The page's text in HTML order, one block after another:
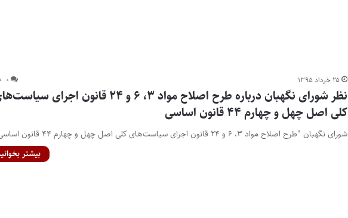
۲۵ خرداد ۱۳۹۵ ۰
نظر شورای نگهبان درباره طرح اصلاح مواد ۳، ۶ و ۲۴ قانون اجرای
کلی اصل چهل و چهارم ۴۴ قانون اساسی
شورای نگهبان "طرح اصلاح مواد ۳، ۶ و ۲۴ قانون اجرای سیاست‌های کلی اصل چهل و چهارم ۴۴ قانون اساسی"…
بیشتر